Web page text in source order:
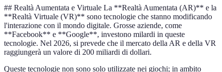
## Realtà Aumentata e Virtuale La **Realtà Aumentata (AR)** e la
**Realtà Virtuale (VR)** sono tecnologie che stanno modificando
l'interazione con il mondo digitale. Grosse aziende, come
**Facebook** e **Google**, investono milardi in queste
tecnologie. Nel 2026, si prevede che il mercato della AR e della VR
raggiungerà un valore di 200 miliardi di dollari.
Queste tecnologie non sono solo utilizzate nei giochi; in ambito